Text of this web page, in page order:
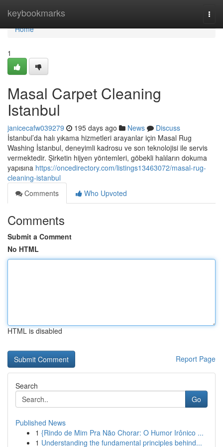
keybookmarks
Home
Home
1
Masal Carpet Cleaning
Istanbul
janicecafw039279 195 days ago News
Discuss
İstanbul’da halı yıkama hizmetleri arayanlar için Masal Rug
Washing İstanbul, deneyimli kadrosu ve son teknolojisi ile servis
vermektedir. Şirketin hijyen yöntemleri, göbekli halıların dokuma
yapısına https://oncedirectory.com/listings13463072/masal-rug-
cleaning-istanbul
Comments
Who Upvoted
Comments
Submit a Comment
No HTML
HTML is disabled
Report Page
Search
Go
Published News
1 {Rindo de Mim Pra Não Chorar: O Humor Irônico ...
1 Understanding the fundamental principles behind...